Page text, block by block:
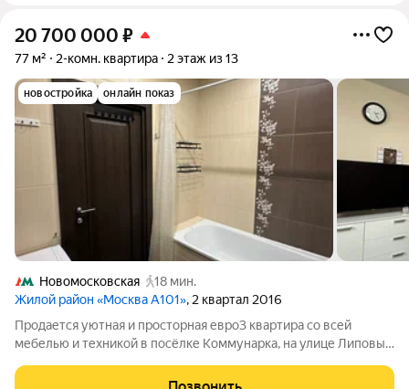
20 700 000 ₽
77 м² 2-комн. квартира 2 этаж из 13
новостройка онлайн показ
Новомосковская
18 мин.
Жилой район «Москва А101», 2 квартал 2016
Продается уютная и просторная евро3 квартира со всей
мебелью и техникой в посёлке Коммунарка, на улице Липовый
жилая занимает 35,9 кв. м, а кухня 20,9 кв. м. Квартира